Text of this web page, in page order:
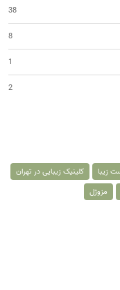
38
8
1
2
زیبا
کلینیک زیبایی در تهران
مزوژل